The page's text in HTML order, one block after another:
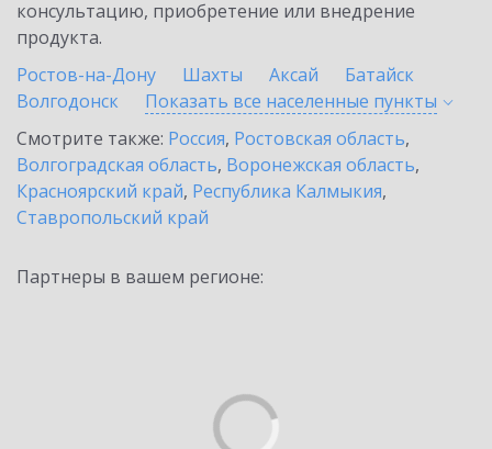
консультацию, приобретение или внедрение
продукта.
Ростов-на-Дону
Шахты Аксай
Батайск
Волгодонск
Показать все населенные пункты
Смотрите также: Россия, Ростовская область,
Волгоградская область, Воронежская область,
Красноярский край, Республика Калмыкия,
Ставропольский край
Партнеры в вашем регионе: